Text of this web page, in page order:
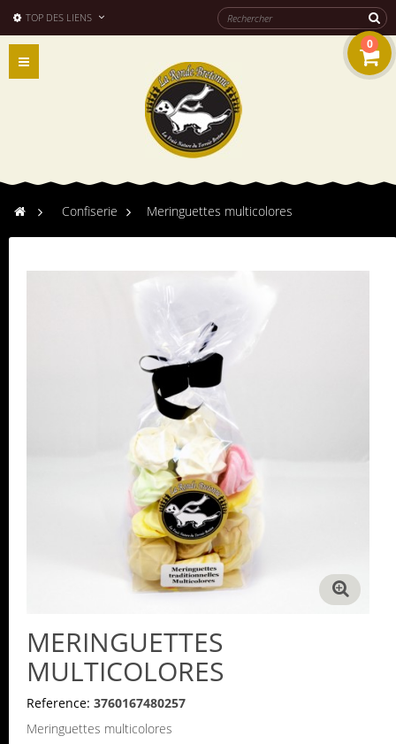
TOP DES LIENS
0
Navigation
bascule
> Confiserie > Meringuettes multicolores
MERINGUETTES
MULTICOLORES
Reference: 3760167480257
Meringuettes multicolores